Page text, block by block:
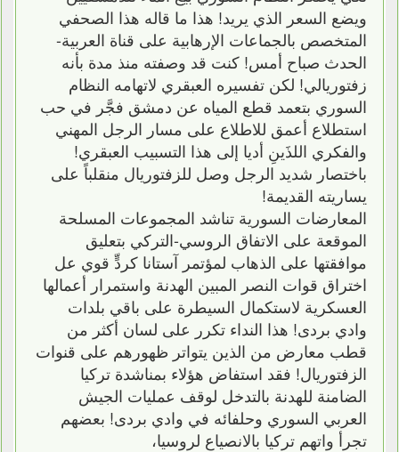
ويضع السعر الذي يريد! هذا ما قاله هذا الصحفي
المتخصص بالجماعات الإرهابية على قناة العربية-
الحدث صباح أمس! كنت قد وصفته منذ مدة بأنه
زفتوريالي! لكن تفسيره العبقري لاتهامه النظام
السوري بتعمد قطع المياه عن دمشق فجَّر في حب
استطلاع أعمق للاطلاع على مسار الرجل المهني
والفكري اللذَينِ أديا إلى هذا التسبيب العبقري!
باختصار شديد الرجل وصل للزفتوريال منقلباً على
يساريته القديمة!
المعارضات السورية تناشد المجموعات المسلحة
الموقعة على الاتفاق الروسي-التركي بتعليق
موافقتها على الذهاب لمؤتمر آستانا كردٍّ قوي عل
اختراق قوات النصر المبين الهدنة واستمرار أعمالها
العسكرية لاستكمال السيطرة على باقي بلدات
وادي بردى! هذا النداء تكرر على لسان أكثر من
قطب معارض من الذين يتواتر ظهورهم على قنوات
الزفتوريال! فقد استفاض هؤلاء بمناشدة تركيا
الضامنة للهدنة بالتدخل لوقف عمليات الجيش
العربي السوري وحلفائه في وادي بردى! بعضهم
تجرأ واتهم تركيا بالانصياع لروسيا،